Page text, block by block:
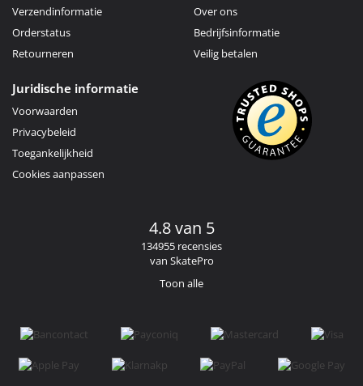
Verzendinformatie
Orderstatus
Retourneren
Over ons
Bedrijfsinformatie
Veilig betalen
Juridische informatie
Voorwaarden
Privacybeleid
Toegankelijkheid
Cookies aanpassen
4.8 van 5
134955 recensies
van SkatePro
Toon alle